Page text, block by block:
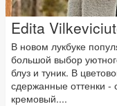
Edita
В новом лукбуке
большой выбор
блуз и туник. В
сдержанные оттенки
кремовый....